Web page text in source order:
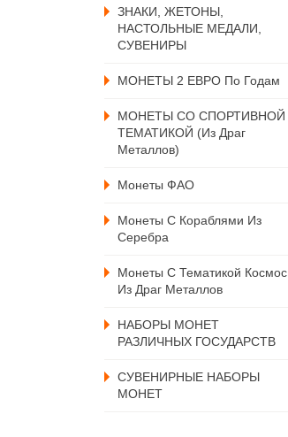
ЗНАКИ, ЖЕТОНЫ,
НАСТОЛЬНЫЕ МЕДАЛИ,
СУВЕНИРЫ
МОНЕТЫ 2 ЕВРО По Годам
МОНЕТЫ СО СПОРТИВНОЙ
ТЕМАТИКОЙ (из Драг
Металлов)
Монеты ФАО
Монеты С Кораблями Из
Серебра
Монеты С Тематикой Космос
Из Драг Металлов
НАБОРЫ МОНЕТ
РАЗЛИЧНЫХ ГОСУДАРСТВ
СУВЕНИРНЫЕ НАБОРЫ
МОНЕТ